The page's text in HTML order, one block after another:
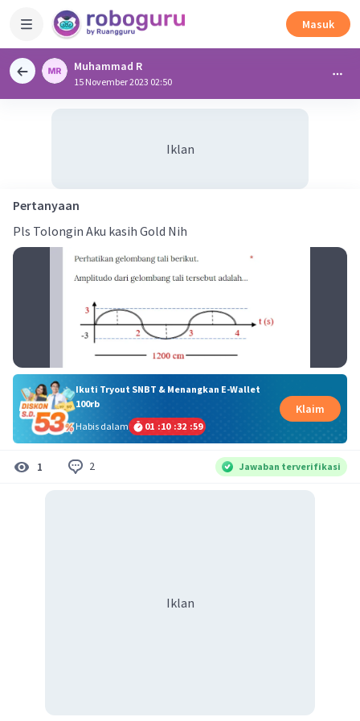
Masuk
Muhammad R
15 November 2023 02:50
Iklan
Pertanyaan
Pls Tolongin Aku kasih Gold Nih
Ikuti Tryout SNBT & Menangkan E-Wallet
100rb
Habis dalam
01 :10 :32 :59
Klaim
1 2 Jawaban terverifikasi
Iklan